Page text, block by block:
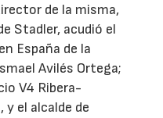
de la misma,
Stadler, acudió el
España de la
Avilés Ortega;
V4 Ribera-
el alcalde de